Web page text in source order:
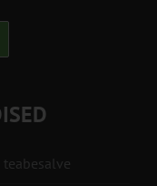
teabesalve